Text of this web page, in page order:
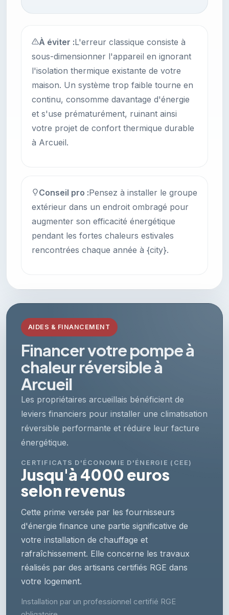
À éviter :L'erreur classique consiste à
sous-dimensionner l'appareil en ignorant
l'isolation thermique existante de votre
maison. Un système trop faible tourne en
continu, consomme davantage d'énergie
et s'use prématurément, ruinant ainsi
votre projet de confort thermique durable
à Arcueil.
Conseil pro :Pensez à installer le groupe
extérieur dans un endroit ombragé pour
augmenter son efficacité énergétique
pendant les fortes chaleurs estivales
rencontrées chaque année à {city}.
AIDES & FINANCEMENT
Financer votre pompe à
chaleur réversible à
Arcueil
Les propriétaires arcueillais bénéficient de
leviers financiers pour installer une climatisation
réversible performante et réduire leur facture
énergétique.
CERTIFICATS D'ÉCONOMIE D'ÉNERGIE (CEE)
Jusqu'à 4000 euros
selon revenus
Cette prime versée par les fournisseurs
d'énergie finance une partie significative de
votre installation de chauffage et
rafraîchissement. Elle concerne les travaux
réalisés par des artisans certifiés RGE dans
votre logement.
Installation par un professionnel certifié RGE